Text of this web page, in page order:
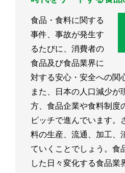
食品・食料に関する
事件、事故が発生す
るたびに、消費者の
食品及び食品業界に
対する安心・安全への関
また、日本の人口減少が
方、食品企業や食料制度
ピッチで進んでいます。
料の生産、流通、加工、
ていくことでしょう。食
した日々変化する食品業